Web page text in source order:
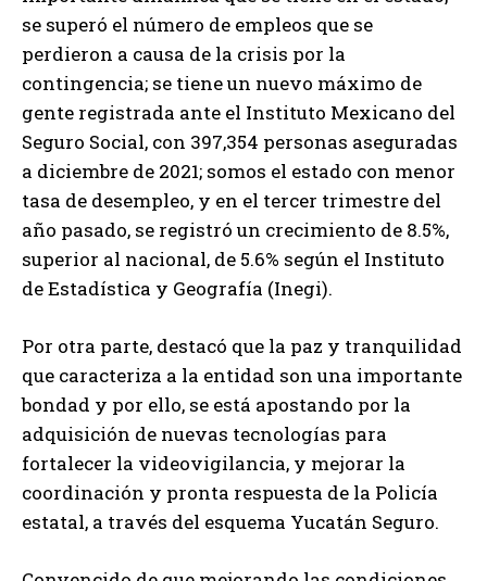
se superó el número de empleos que se
perdieron a causa de la crisis por la
contingencia; se tiene un nuevo máximo de
gente registrada ante el Instituto Mexicano del
Seguro Social, con 397,354 personas aseguradas
a diciembre de 2021; somos el estado con menor
tasa de desempleo, y en el tercer trimestre del
año pasado, se registró un crecimiento de 8.5%,
superior al nacional, de 5.6% según el Instituto
de Estadística y Geografía (Inegi).
Por otra parte, destacó que la paz y tranquilidad
que caracteriza a la entidad son una importante
bondad y por ello, se está apostando por la
adquisición de nuevas tecnologías para
fortalecer la videovigilancia, y mejorar la
coordinación y pronta respuesta de la Policía
estatal, a través del esquema Yucatán Seguro.